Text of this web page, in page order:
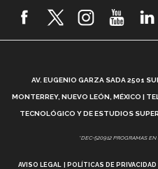
2026! (video)
¿Cómo es el
Vida Tec:
AV. EUGENIO GARZA SADA 2501
MONTERREY, NUEVO LEÓN, MÉXICO |
TECNOLÓGICO Y DE ESTUDIOS
*DEC-520912 PROGRAMAS
AVISO LEGAL POLÍTICAS DE PRIVACIDAD